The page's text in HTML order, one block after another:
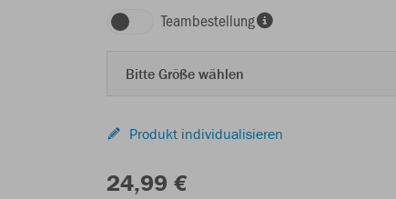
Teambestellung
Bitte Größe wählen
Produkt individualisieren
24,99 €